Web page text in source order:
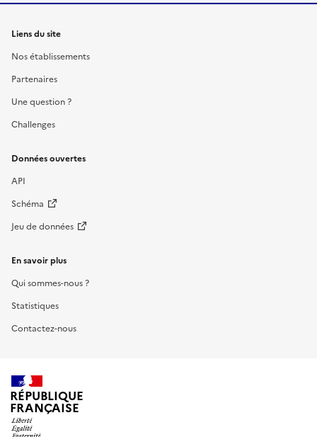
Liens du site
Nos établissements
Partenaires
Une question ?
Challenges
Données ouvertes
API
Schéma
Jeu de données
En savoir plus
Qui sommes-nous ?
Statistiques
Contactez-nous
RÉPUBLIQUE
FRANÇAISE